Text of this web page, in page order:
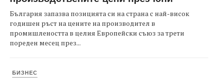
България запазва позицията си на страна с най-висок
годишен ръст на цените на производител в
промишлеността в целия Европейски съюз за трети
пореден месец през...
БИЗНЕС